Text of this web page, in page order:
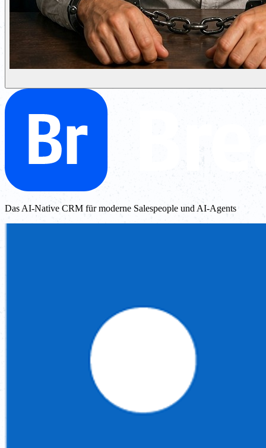
Das AI-Native CRM für moderne Salespeople und AI-Agents